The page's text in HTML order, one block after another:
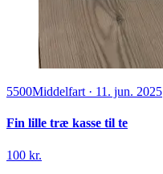
5500Middelfart · 11. jun. 2025
Fin lille træ kasse til te
100 kr.